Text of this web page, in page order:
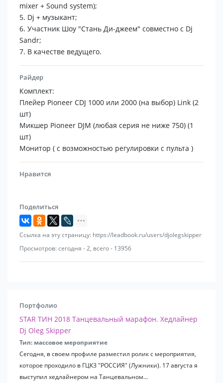
23 место в рейтинге promodj (ди-джей, все стили,
годовой)
Наличие шенгенской визы.
Возможна безналичная форма оплаты (ИП с УСН)
Основатель и участник проекта "Стань Ди-джеем".
Самый длинный сет - 9 часов (выступление для
компании Schwarzkopf , 2007 г., Египет).
Сотрудничество с компаниями:
Schwarzkopf,
Volkswagen Group,
Phoenix Yachting,
Danon,
Объединённая Металлургическая Компания,
EMEX,
ESET NOD32
Главгосэкспертиза
Сотрудничесство со следующими клубами:
Sky Club. Malta. Dragonara Road, Paceville, St. Julian's.
(Мальта),
Casino Club. Sun City (ЮАР, Сан-Сити),
mixer + Sound system);
5. Dj + музыкант;
6. Участник Шоу "Стань Ди-джеем" совместно с Dj
Sandr;
7. В качестве ведущего.
Райдер
Комплект:
Плейер Pioneer CDJ 1000 или 2000 (на выбор) Link (2
шт)
Микшер Pioneer DJM (любая серия не ниже 750) (1
шт)
Монитор ( с возможностью регулировки с пульта )
Нравится
Поделиться
Ссылка на эту страницу: https://leadbook.ru/users/djolegskipper
Просмотров: сегодня - 2, всего - 13956
Портфолио
STAR ТИН 2018 Танцевальный марафон. Хедлайнер
Dj Oleg Skipper
Тип: массовое мероприятие
Сегодня, в своем профиле разместил ролик с мероприятия,
которое проходило в ГЦКЗ "РОССИЯ" (Лужники). 17 августа я
выступил хедлайнером на Танцевальном...